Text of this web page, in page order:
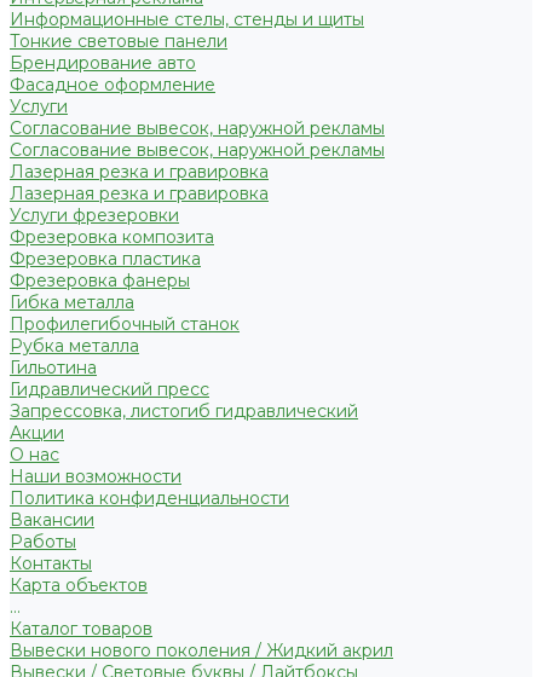
Информационные стелы, стенды и щиты
Тонкие световые панели
Брендирование авто
Фасадное оформление
Услуги
Согласование вывесок, наружной рекламы
Согласование вывесок, наружной рекламы
Лазерная резка и гравировка
Лазерная резка и гравировка
Услуги фрезеровки
Фрезеровка композита
Фрезеровка пластика
Фрезеровка фанеры
Гибка металла
Профилегибочный станок
Рубка металла
Гильотина
Гидравлический пресс
Запрессовка, листогиб гидравлический
Акции
О нас
Наши возможности
Политика конфиденциальности
Вакансии
Работы
Контакты
Карта объектов
...
Каталог товаров
Вывески нового поколения / Жидкий акрил
Вывески / Световые буквы / Лайтбоксы